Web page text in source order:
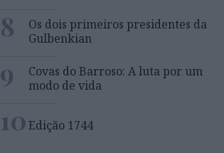
8
Os dois primeiros presidentes da
Gulbenkian
9
Covas do Barroso: A luta por um
modo de vida
10Edição 1744